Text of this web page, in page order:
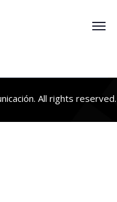
All rights reserved.